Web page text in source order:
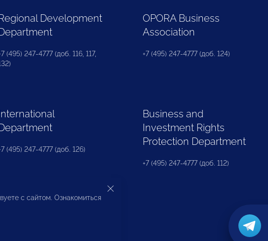
Development
(495) 247-4777 (доб. 116, 117,
OPORA Business
Association
+7 (495) 247-4777 (доб. 124)
(495) 247-4777 (доб. 126)
Business and
Investment Rights
Protection Department
+7 (495) 247-4777 (доб. 112)
с сайтом. Ознакомиться